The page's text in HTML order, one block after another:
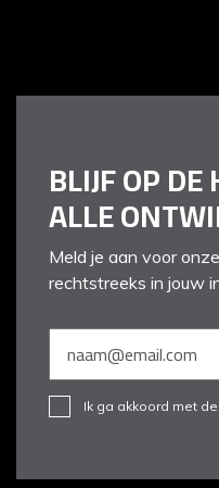
BLIJF OP DE
ALLE
Meld je aan voor
rechtstreeks in jouw
Ik ga akkoord met de